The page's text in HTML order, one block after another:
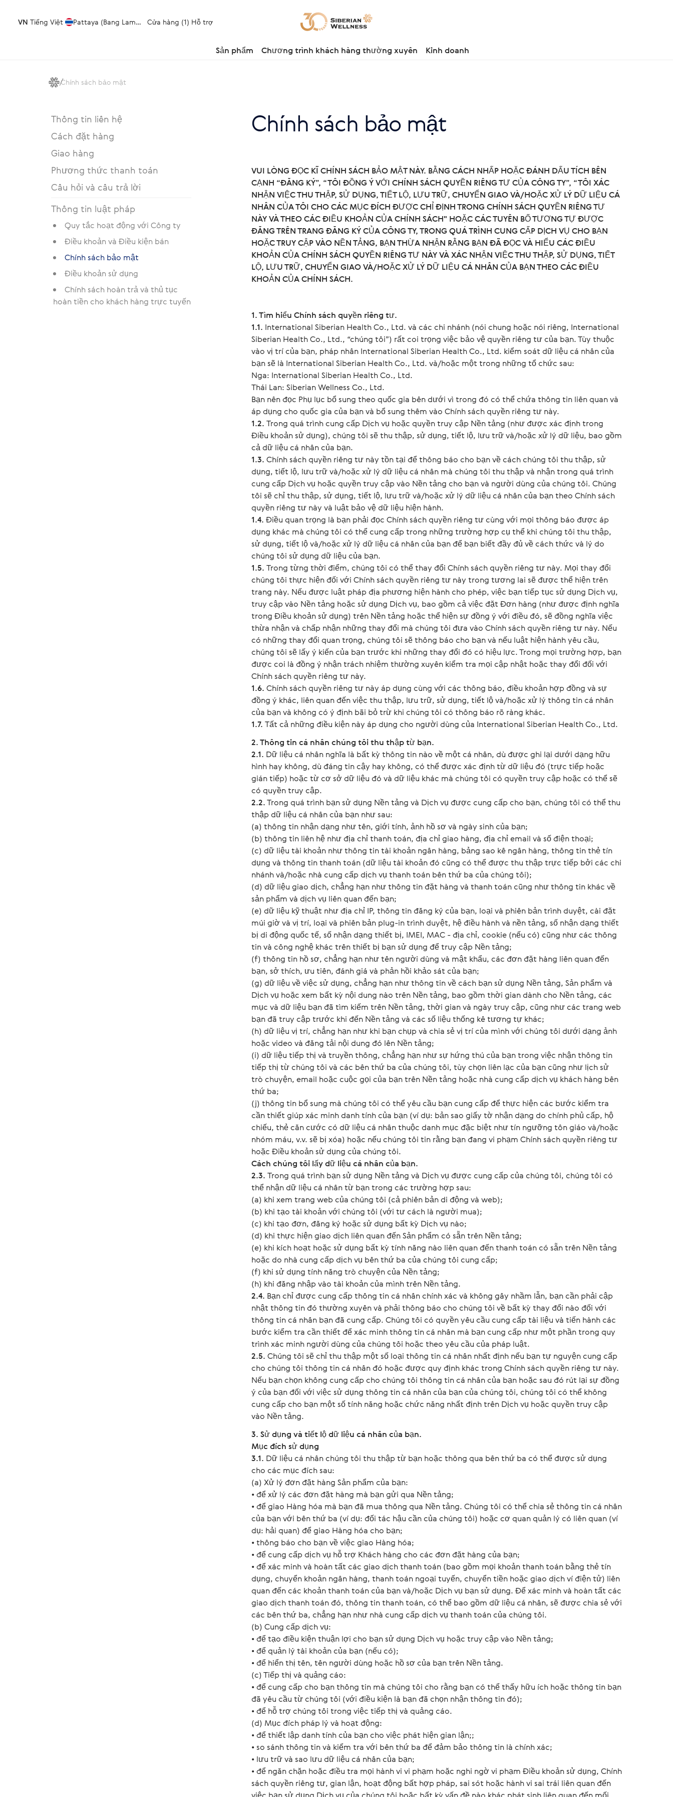
VN Tiếng Việt Pattaya (Bang Lamung) Cửa hàng (1) Hỗ trợ
Sản phẩm Chương trình khách hàng thường xuyên Kinh doanh
Chính sách bảo mật
Thông tin liên hệ
Cách đặt hàng
Giao hàng
Phương thức thanh toán
Câu hỏi và câu trả lời
Thông tin luật pháp
Quy tắc hoạt động với Công ty
Điều khoản và Điều kiện bán
Chính sách bảo mật
Điều khoản sử dụng
Chính sách hoàn trả và thủ tục
hoàn tiền cho khách hàng trực tuyến
Chính sách bảo mật
VUI LÒNG ĐỌC KĨ CHÍNH SÁCH BẢO MẬT NÀY. BẰNG CÁCH NHẤP HOẶC ĐÁNH DẤU TÍCH BÊN
CẠNH “ĐĂNG KÝ”, “TÔI ĐỒNG Ý VỚI CHÍNH SÁCH QUYỀN RIÊNG TƯ CỦA CÔNG TY”, “TÔI XÁC
NHẬN VIỆC THU THẬP, SỬ DỤNG, TIẾT LỘ, LƯU TRỮ, CHUYỂN GIAO VÀ/HOẶC XỬ LÝ DỮ LIỆU CÁ
NHÂN CỦA TÔI CHO CÁC MỤC ĐÍCH ĐƯỢC CHỈ ĐỊNH TRONG CHÍNH SÁCH QUYỀN RIÊNG TƯ
NÀY VÀ THEO CÁC ĐIỀU KHOẢN CỦA CHÍNH SÁCH" HOẶC CÁC TUYÊN BỐ TƯƠNG TỰ ĐƯỢC
ĐĂNG TRÊN TRANG ĐĂNG KÝ CỦA CÔNG TY, TRONG QUÁ TRÌNH CUNG CẤP DỊCH VỤ CHO BẠN
HOẶC TRUY CẬP VÀO NỀN TẢNG, BẠN THỪA NHẬN RẰNG BẠN ĐÃ ĐỌC VÀ HIỂU CÁC ĐIỀU
KHOẢN CỦA CHÍNH SÁCH QUYỀN RIÊNG TƯ NÀY VÀ XÁC NHẬN VIỆC THU THẬP, SỬ DỤNG, TIẾT
LỘ, LƯU TRỮ, CHUYỂN GIAO VÀ/HOẶC XỬ LÝ DỮ LIỆU CÁ NHÂN CỦA BẠN THEO CÁC ĐIỀU
KHOẢN CỦA CHÍNH SÁCH.
1. Tìm hiểu Chính sách quyền riêng tư.
1.1. International Siberian Health Co., Ltd. và các chi nhánh (nói chung hoặc nói riêng, International
Siberian Health Co., Ltd., “chúng tôi”) rất coi trọng việc bảo vệ quyền riêng tư của bạn. Tùy thuộc
vào vị trí của bạn, pháp nhân International Siberian Health Co., Ltd. kiểm soát dữ liệu cá nhân của
bạn sẽ là International Siberian Health Co., Ltd. và/hoặc một trong những tổ chức sau:
Nga: International Siberian Health Co., Ltd.
Thái Lan: Siberian Wellness Co., Ltd.
Bạn nên đọc Phụ lục bổ sung theo quốc gia bên dưới vì trong đó có thể chứa thông tin liên quan và
áp dụng cho quốc gia của bạn và bổ sung thêm vào Chính sách quyền riêng tư này.
1.2. Trong quá trình cung cấp Dịch vụ hoặc quyền truy cập Nền tảng (như được xác định trong
Điều khoản sử dụng), chúng tôi sẽ thu thập, sử dụng, tiết lộ, lưu trữ và/hoặc xử lý dữ liệu, bao gồm
cả dữ liệu cá nhân của bạn.
1.3. Chính sách quyền riêng tư này tồn tại để thông báo cho bạn về cách chúng tôi thu thập, sử
dụng, tiết lộ, lưu trữ và/hoặc xử lý dữ liệu cá nhân mà chúng tôi thu thập và nhận trong quá trình
cung cấp Dịch vụ hoặc quyền truy cập vào Nền tảng cho bạn và người dùng của chúng tôi. Chúng
tôi sẽ chỉ thu thập, sử dụng, tiết lộ, lưu trữ và/hoặc xử lý dữ liệu cá nhân của bạn theo Chính sách
quyền riêng tư này và luật bảo vệ dữ liệu hiện hành.
1.4. Điều quan trọng là bạn phải đọc Chính sách quyền riêng tư cùng với mọi thông báo được áp
dụng khác mà chúng tôi có thể cung cấp trong những trường hợp cụ thể khi chúng tôi thu thập,
sử dụng, tiết lộ và/hoặc xử lý dữ liệu cá nhân của bạn để bạn biết đầy đủ về cách thức và lý do
chúng tôi sử dụng dữ liệu của bạn.
1.5. Trong từng thời điểm, chúng tôi có thể thay đổi Chính sách quyền riêng tư này. Mọi thay đổi
chúng tôi thực hiện đối với Chính sách quyền riêng tư này trong tương lai sẽ được thể hiện trên
trang này. Nếu được luật pháp địa phương hiện hành cho phép, việc bạn tiếp tục sử dụng Dịch vụ,
truy cập vào Nền tảng hoặc sử dụng Dịch vụ, bao gồm cả việc đặt Đơn hàng (như được định nghĩa
trong Điều khoản sử dụng) trên Nền tảng hoặc thể hiện sự đồng ý với điều đó, sẽ đồng nghĩa việc
thừa nhận và chấp nhận những thay đổi mà chúng tôi đưa vào Chính sách quyền riêng tư này. Nếu
có những thay đổi quan trọng, chúng tôi sẽ thông báo cho bạn và nếu luật hiện hành yêu cầu,
chúng tôi sẽ lấy ý kiến của bạn trước khi những thay đổi đó có hiệu lực. Trong mọi trường hợp, bạn
được coi là đồng ý nhận trách nhiệm thường xuyên kiểm tra mọi cập nhật hoặc thay đổi đối với
Chính sách quyền riêng tư này.
1.6. Chính sách quyền riêng tư này áp dụng cùng với các thông báo, điều khoản hợp đồng và sự
đồng ý khác, liên quan đến việc thu thập, lưu trữ, sử dụng, tiết lộ và/hoặc xử lý thông tin cá nhân
của bạn và không có ý định bãi bỏ trừ khi chúng tôi có thông báo rõ ràng khác.
1.7. Tất cả những điều kiện này áp dụng cho người dùng của International Siberian Health Co., Ltd.
2. Thông tin cá nhân chúng tôi thu thập từ bạn.
2.1. Dữ liệu cá nhân nghĩa là bất kỳ thông tin nào về một cá nhân, dù được ghi lại dưới dạng hữu
hình hay không, dù đáng tin cậy hay không, có thể được xác định từ dữ liệu đó (trực tiếp hoặc
gián tiếp) hoặc từ cơ sở dữ liệu đó và dữ liệu khác mà chúng tôi có quyền truy cập hoặc có thể sẽ
có quyền truy cập.
2.2.Trong quá trình bạn sử dụng Nền tảng và Dịch vụ được cung cấp cho bạn, chúng tôi có thể thu
thập dữ liệu cá nhân của bạn như sau:
(a) thông tin nhận dạng như tên, giới tính, ảnh hồ sơ và ngày sinh của bạn;
(b) thông tin liên hệ như địa chỉ thanh toán, địa chỉ giao hàng, địa chỉ email và số điện thoại;
(c) dữ liệu tài khoản như thông tin tài khoản ngân hàng, bảng sao kê ngân hàng, thông tin thẻ tín
dụng và thông tin thanh toán (dữ liệu tài khoản đó cũng có thể được thu thập trực tiếp bởi các chi
nhánh và/hoặc nhà cung cấp dịch vụ thanh toán bên thứ ba của chúng tôi);
(d) dữ liệu giao dịch, chẳng hạn như thông tin đặt hàng và thanh toán cũng như thông tin khác về
sản phẩm và dịch vụ liên quan đến bạn;
(e) dữ liệu kỹ thuật như địa chỉ IP, thông tin đăng ký của bạn, loại và phiên bản trình duyệt, cài đặt
múi giờ và vị trí, loại và phiên bản plug-in trình duyệt, hệ điều hành và nền tảng, số nhận dạng thiết
bị di động quốc tế, số nhận dạng thiết bị, IMEI, MAC - địa chỉ, cookie (nếu có) cũng như các thông
tin và công nghệ khác trên thiết bị bạn sử dụng để truy cập Nền tảng;
(f) thông tin hồ sơ, chẳng hạn như tên người dùng và mật khẩu, các đơn đặt hàng liên quan đến
bạn, sở thích, ưu tiên, đánh giá và phản hồi khảo sát của bạn;
(g) dữ liệu về việc sử dụng, chẳng hạn như thông tin về cách bạn sử dụng Nền tảng, Sản phẩm và
Dịch vụ hoặc xem bất kỳ nội dung nào trên Nền tảng, bao gồm thời gian dành cho Nền tảng, các
mục và dữ liệu bạn đã tìm kiếm trên Nền tảng, thời gian và ngày truy cập, cũng như các trang web
bạn đã truy cập trước khi đến Nền tảng và các số liệu thống kê tương tự khác;
(h) dữ liệu vị trí, chẳng hạn như khi bạn chụp và chia sẻ vị trí của mình với chúng tôi dưới dạng ảnh
hoặc video và đăng tải nội dung đó lên Nền tảng;
(i) dữ liệu tiếp thị và truyền thông, chẳng hạn như sự hứng thú của bạn trong việc nhận thông tin
tiếp thị từ chúng tôi và các bên thứ ba của chúng tôi, tùy chọn liên lạc của bạn cũng như lịch sử
trò chuyện, email hoặc cuộc gọi của bạn trên Nền tảng hoặc nhà cung cấp dịch vụ khách hàng bên
thứ ba;
(j) thông tin bổ sung mà chúng tôi có thể yêu cầu bạn cung cấp để thực hiện các bước kiểm tra
cần thiết giúp xác minh danh tính của bạn (ví dụ: bản sao giấy tờ nhận dạng do chính phủ cấp, hộ
chiếu, thẻ căn cước có dữ liệu cá nhân thuộc danh mục đặc biệt như tín ngưỡng tôn giáo và/hoặc
nhóm máu, v.v. sẽ bị xóa) hoặc nếu chúng tôi tin rằng bạn đang vi phạm Chính sách quyền riêng tư
hoặc Điều khoản sử dụng của chúng tôi.
Cách chúng tôi lấy dữ liệu cá nhân của bạn.
2.3. Trong quá trình bạn sử dụng Nền tảng và Dịch vụ được cung cấp của chúng tôi, chúng tôi có
thể nhận dữ liệu cá nhân từ bạn trong các trường hợp sau:
(a) khi xem trang web của chúng tôi (cả phiên bản di động và web);
(b) khi tạo tài khoản với chúng tôi (với tư cách là người mua);
(c) khi tạo đơn, đăng ký hoặc sử dụng bất kỳ Dịch vụ nào;
(d) khi thực hiện giao dịch liên quan đến Sản phẩm có sẵn trên Nền tảng;
(e) khi kích hoạt hoặc sử dụng bất kỳ tính năng nào liên quan đến thanh toán có sẵn trên Nền tảng
hoặc do nhà cung cấp dịch vụ bên thứ ba của chúng tôi cung cấp;
(f) khi sử dụng tính năng trò chuyện của Nền tảng;
(h) khi đăng nhập vào tài khoản của mình trên Nền tảng.
2.4. Bạn chỉ được cung cấp thông tin cá nhân chính xác và không gây nhầm lẫn, bạn cần phải cập
nhật thông tin đó thường xuyên và phải thông báo cho chúng tôi về bất kỳ thay đổi nào đối với
thông tin cá nhân bạn đã cung cấp. Chúng tôi có quyền yêu cầu cung cấp tài liệu và tiến hành các
bước kiểm tra cần thiết để xác minh thông tin cá nhân mà bạn cung cấp như một phần trong quy
trình xác minh người dùng của chúng tôi hoặc theo yêu cầu của pháp luật.
2.5. Chúng tôi sẽ chỉ thu thập một số loại thông tin cá nhân nhất định nếu bạn tự nguyện cung cấp
cho chúng tôi thông tin cá nhân đó hoặc được quy định khác trong Chính sách quyền riêng tư này.
Nếu bạn chọn không cung cấp cho chúng tôi thông tin cá nhân của bạn hoặc sau đó rút lại sự đồng
ý của bạn đối với việc sử dụng thông tin cá nhân của bạn của chúng tôi, chúng tôi có thể không
cung cấp cho bạn một số tính năng hoặc chức năng nhất định trên Dịch vụ hoặc quyền truy cập
vào Nền tảng.
3. Sử dụng và tiết lộ dữ liệu cá nhân của bạn.
Mục đích sử dụng
3.1. Dữ liệu cá nhân chúng tôi thu thập từ bạn hoặc thông qua bên thứ ba có thể được sử dụng
cho các mục đích sau:
(a) Xử lý đơn đặt hàng Sản phẩm của bạn:
• để xử lý các đơn đặt hàng mà bạn gửi qua Nền tảng;
• để giao Hàng hóa mà bạn đã mua thông qua Nền tảng. Chúng tôi có thể chia sẻ thông tin cá nhân
của bạn với bên thứ ba (ví dụ: đối tác hậu cần của chúng tôi) hoặc cơ quan quản lý có liên quan (ví
dụ: hải quan) để giao Hàng hóa cho bạn;
• thông báo cho bạn về việc giao Hàng hóa;
• để cung cấp dịch vụ hỗ trợ Khách hàng cho các đơn đặt hàng của bạn;
• để xác minh và hoàn tất các giao dịch thanh toán (bao gồm mọi khoản thanh toán bằng thẻ tín
dụng, chuyển khoản ngân hàng, thanh toán ngoại tuyến, chuyển tiền hoặc giao dịch ví điện tử) liên
quan đến các khoản thanh toán của bạn và/hoặc Dịch vụ bạn sử dụng. Để xác minh và hoàn tất các
giao dịch thanh toán đó, thông tin thanh toán, có thể bao gồm dữ liệu cá nhân, sẽ được chia sẻ với
các bên thứ ba, chẳng hạn như nhà cung cấp dịch vụ thanh toán của chúng tôi.
(b) Cung cấp dịch vụ:
• để tạo điều kiện thuận lợi cho bạn sử dụng Dịch vụ hoặc truy cập vào Nền tảng;
• để quản lý tài khoản của bạn (nếu có);
• để hiển thị tên, tên người dùng hoặc hồ sơ của bạn trên Nền tảng.
(c) Tiếp thị và quảng cáo:
• để cung cấp cho bạn thông tin mà chúng tôi cho rằng bạn có thể thấy hữu ích hoặc thông tin bạn
đã yêu cầu từ chúng tôi (với điều kiện là bạn đã chọn nhận thông tin đó);
• để hỗ trợ chúng tôi trong việc tiếp thị và quảng cáo.
(d) Mục đích pháp lý và hoạt động:
• để thiết lập danh tính của bạn cho việc phát hiện gian lận;;
• so sánh thông tin và kiểm tra với bên thứ ba để đảm bảo thông tin là chính xác;
• lưu trữ và sao lưu dữ liệu cá nhân của bạn;
• để ngăn chặn hoặc điều tra mọi hành vi vi phạm hoặc nghi ngờ vi phạm Điều khoản sử dụng, Chính
sách quyền riêng tư, gian lận, hoạt động bất hợp pháp, sai sót hoặc hành vi sai trái liên quan đến